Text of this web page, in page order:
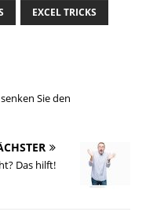
EXCEL TRICKS
Sie den
Das hilft!